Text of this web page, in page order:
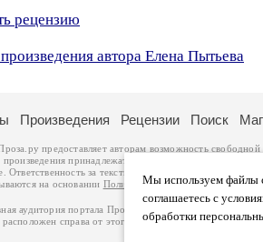
рецензию
автора Елена Пытьева
Мы используем файлы
соглашаетесь с
обработки
Произведения Рецензии Поиск
предоставляет авторам возможность
произведения принадлежат авторам и охраняются
Ответственность за тексты произведений авторы несут
на основании Политики обработки
аудитория портала Проза.ру – порядка 100 тысяч
справа от этого текста. В каждой графе